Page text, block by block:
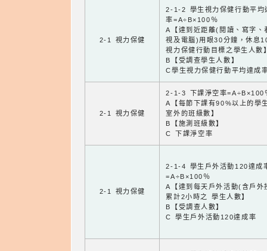
2-1 視力保健
2-1-2 學生視力保健行動平均
率=A÷B×100％
A【達到近距離(閱讀、寫字、
視及電腦)用眼30分鐘，休息
視力保健行動目標之學生人數
B【受調查學生人數】
C學生視力保健行動平均達成
2-1 視力保健
2-1-3 下課淨空率=A÷B×100
A【每節下課有90%以上的學
室外的班級數】
B【施測班級數】
C 下課淨空率
2-1 視力保健
2-1-4 學生戶外活動120達成
=A÷B×100％
A【達到每天戶外活動(含戶外
累計2小時之 學生人數】
B【受調查人數】
C 學生戶外活動120達成率